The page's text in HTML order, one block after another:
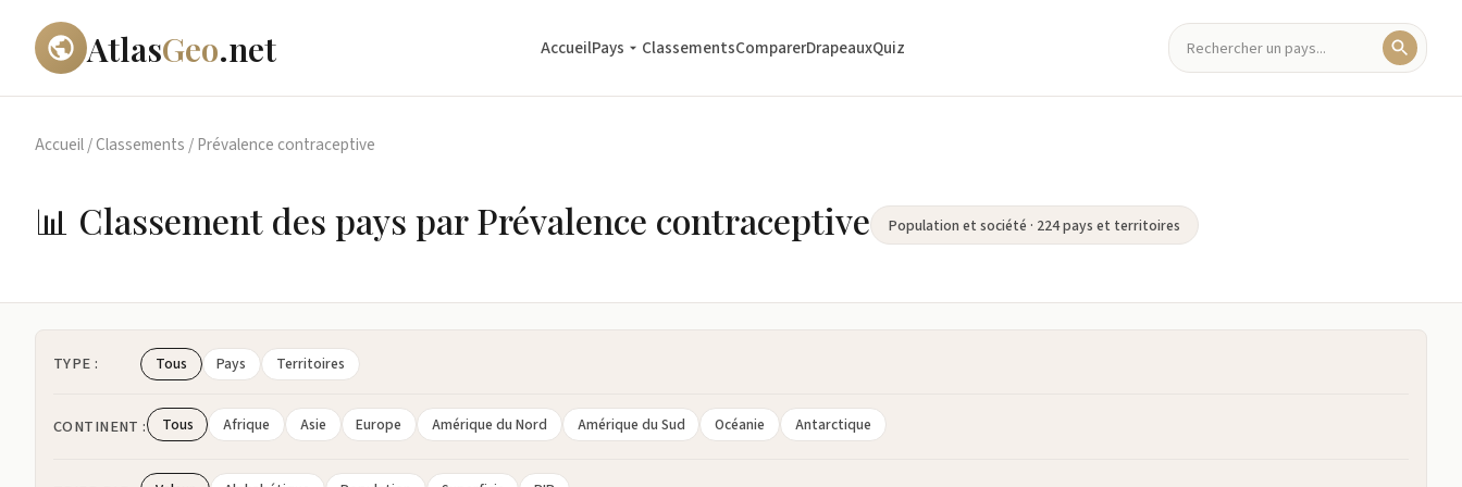
AtlasGeo.net AccueilPays ClassementsComparerDrapeauxQuiz
Accueil/Classements /Prévalence contraceptive
📊 Classement des pays par Prévalence contraceptive Population et société · 224 pays et territoires
TYPE : Tous Pays Territoires
CONTINENT : Tous Afrique Asie Europe Amérique du Nord Amérique du Sud Océanie Antarctique